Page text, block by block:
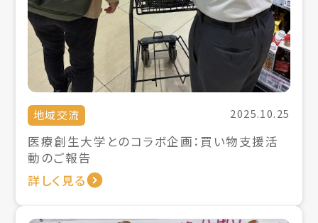
地域交流 2025.10.25
医療創生大学とのコラボ企画：買い物支援活
動のご報告
詳しく見る